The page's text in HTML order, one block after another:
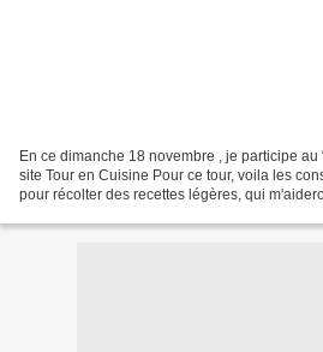
En ce dimanche 18 novembre , je participe au
site Tour en Cuisine Pour ce tour, voila les
pour récolter des recettes légères, qui